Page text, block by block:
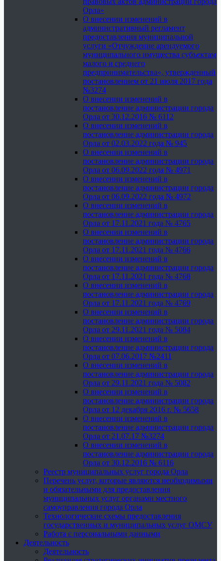
Орла»
О внесении изменений в
административный регламент
предоставления муниципальной
услуги «Отчуждение арендуемого
муниципального имущества субъектам
малого и среднего
предпринимательства», утвержденный
постановлением от 21 июля 2017 года
№3274
О внесении изменений в
постановление администрации города
Орла от 30.12.2016 № 6112
О внесении изменений в
постановление администрации города
Орла от 02.03.2022 года № 945
О внесении изменений в
постановление администрации города
Орла от 06.09.2022 года № 4971
О внесении изменений в
постановление администрации города
Орла от 06.09.2022 года № 4972
О внесении изменений в
постановление администрации города
Орла от 17.11.2021 года № 4765
О внесении изменений в
постановление администрации города
Орла от 17.11.2021 года № 4766
О внесении изменений в
постановление администрации города
Орла от 17.11.2021 года № 4768
О внесении изменений в
постановление администрации города
Орла от 17.11.2021 года № 4769
О внесении изменений в
постановление администрации города
Орла от 29.11.2021 года № 5084
О внесении изменений в
постановление администрации города
Орла от 07.06.2017 №2411
О внесении изменений в
постановление администрации города
Орла от 29.11.2021 года № 5082
О внесении изменений в
постановление администрации города
Орла от 12 декабря 2016 г. № 5658
О внесении изменений в
постановление администрации города
Орла от 21.07.17 №3274
О внесении изменений в
постановление администрации города
Орла от 30.12.2016 № 6116
Реестр муниципальных услуг города Орла
Перечень услуг, которые являются необходимыми
и обязательными для предоставления
муниципальных услуг органами местного
самоуправления города Орла
Технологические схемы предоставления
государственных и муниципальных услуг ОМСУ
Работа с персональными данными
Деятельность
Деятельность